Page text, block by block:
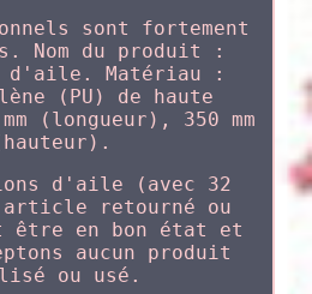
sont fortement
Nom du produit :
d'aile. Matériau :
(PU) de haute
(longueur), 350 mm
d'aile (avec 32
retourné ou
être en bon état et
aucun produit
ou usé.